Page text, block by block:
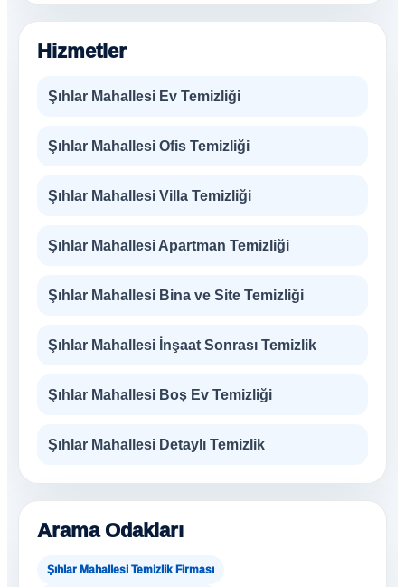
Hizmetler
Şıhlar Mahallesi Ev Temizliği
Şıhlar Mahallesi Ofis Temizliği
Şıhlar Mahallesi Villa Temizliği
Şıhlar Mahallesi Apartman Temizliği
Şıhlar Mahallesi Bina ve Site Temizliği
Şıhlar Mahallesi İnşaat Sonrası Temizlik
Şıhlar Mahallesi Boş Ev Temizliği
Şıhlar Mahallesi Detaylı Temizlik
Arama Odakları
Şıhlar Mahallesi Temizlik Firması